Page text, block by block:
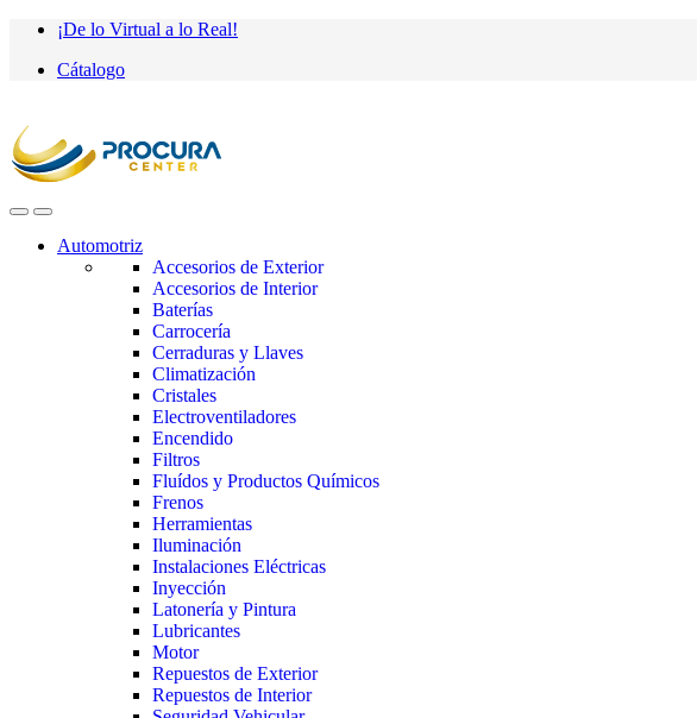
Saltar
navegación
saltar
contenido
¡De lo Virtual a lo Real!
Cátalogo
Automotriz
Accesorios de Exterior
Accesorios de Interior
Baterías
Carrocería
Cerraduras y Llaves
Climatización
Cristales
Electroventiladores
Encendido
Filtros
Fluídos y Productos Químicos
Frenos
Herramientas
Iluminación
Instalaciones Eléctricas
Inyección
Latonería y Pintura
Lubricantes
Motor
Repuestos de Exterior
Repuestos de Interior